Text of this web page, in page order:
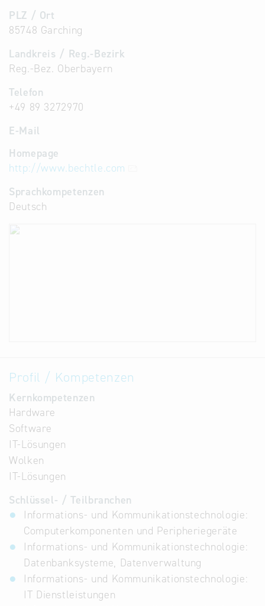
PLZ / Ort
85748 Garching
Landkreis / Reg.-Bezirk
Reg.-Bez. Oberbayern
Telefon
+49 89 3272970
E-Mail
Homepage
http://www.bechtle.com
Sprachkompetenzen
Deutsch
Profil / Kompetenzen
Kernkompetenzen
Hardware
Software
IT-Lösungen
Wolken
IT-Lösungen
Schlüssel- / Teilbranchen
Informations- und Kommunikationstechnologie:
Computerkomponenten und Peripheriegeräte
Informations- und Kommunikationstechnologie:
Datenbanksysteme, Datenverwaltung
Informations- und Kommunikationstechnologie:
IT Dienstleistungen